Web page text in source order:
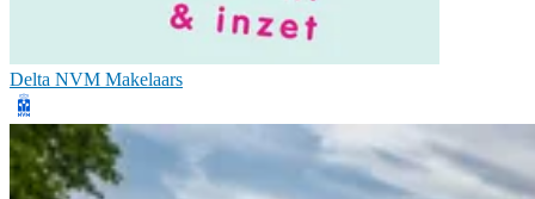
Delta NVM Makelaars